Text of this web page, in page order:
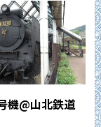
機@山北鉄道